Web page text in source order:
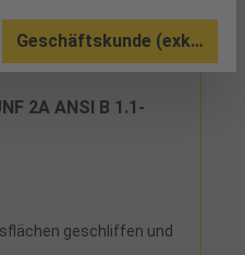
2A ANSI B 1.1-
geschliffen und
Geschäftskunde (exkl.